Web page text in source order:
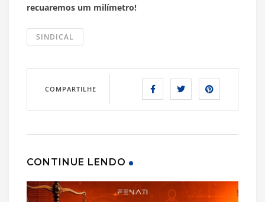
recuaremos um milímetro!
SINDICAL
COMPARTILHE
CONTINUE LENDO